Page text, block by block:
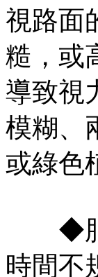
視路面
糙，或
導致視
模糊、
或綠色
◆脂
時間不